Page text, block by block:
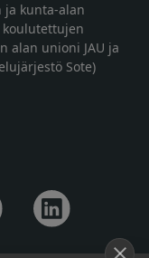
ja kunta-alan
koulutettujen
alan unioni JAU ja
Sote)